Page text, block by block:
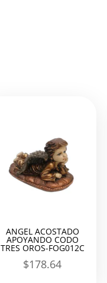
ANGEL ACOSTADO
APOYANDO CODO
TRES OROS-FOG012C
$178.64